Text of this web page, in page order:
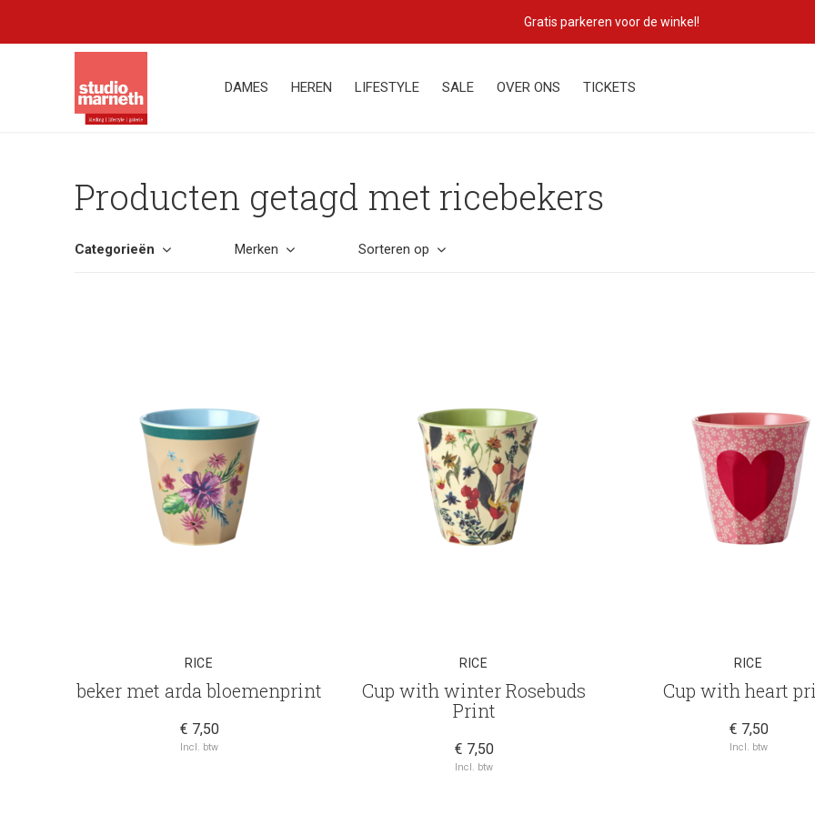
DAMES HEREN LIFESTYLE SALE OVER ONS TICKETS
Gratis parkeren voor de winkel!
Producten getagd met ricebekers
Categorieën Merken Sorteren op
RICE
beker met arda bloemenprint
€ 7,50
Incl. btw
RICE
Cup with winter Rosebuds
Print
€ 7,50
Incl. btw
RICE
Cup with heart
€ 7,50
Incl. btw